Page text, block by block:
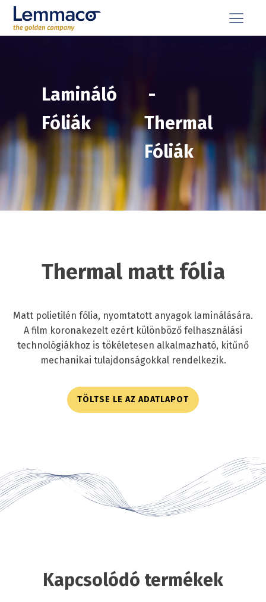
Lamináló
Fóliák
-
Thermal
Fóliák
Thermal matt fólia
Matt polietilén fólia, nyomtatott anyagok laminálására.
A film koronakezelt ezért különböző felhasználási
technológiákhoz is tökéletesen alkalmazható, kitűnő
mechanikai tulajdonságokkal rendelkezik.
TÖLTSE LE AZ ADATLAPOT
Kapcsolódó termékek